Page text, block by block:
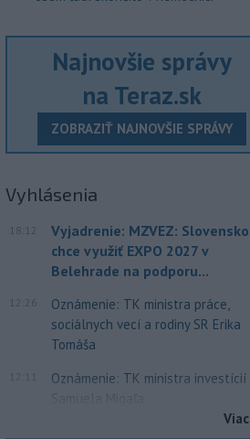
Najnovšie správy
na Teraz.sk
ZOBRAZIŤ NAJNOVŠIE SPRÁVY
Vyhlásenia
18:12
Vyjadrenie: MZVEZ: Slovensko
chce využiť EXPO 2027 v
Belehrade na podporu...
12:26
Oznámenie: TK ministra práce,
sociálnych vecí a rodiny SR Erika
Tomáša
Oznámenie: TK ministra investícií
Samuela Migaľa
Viac